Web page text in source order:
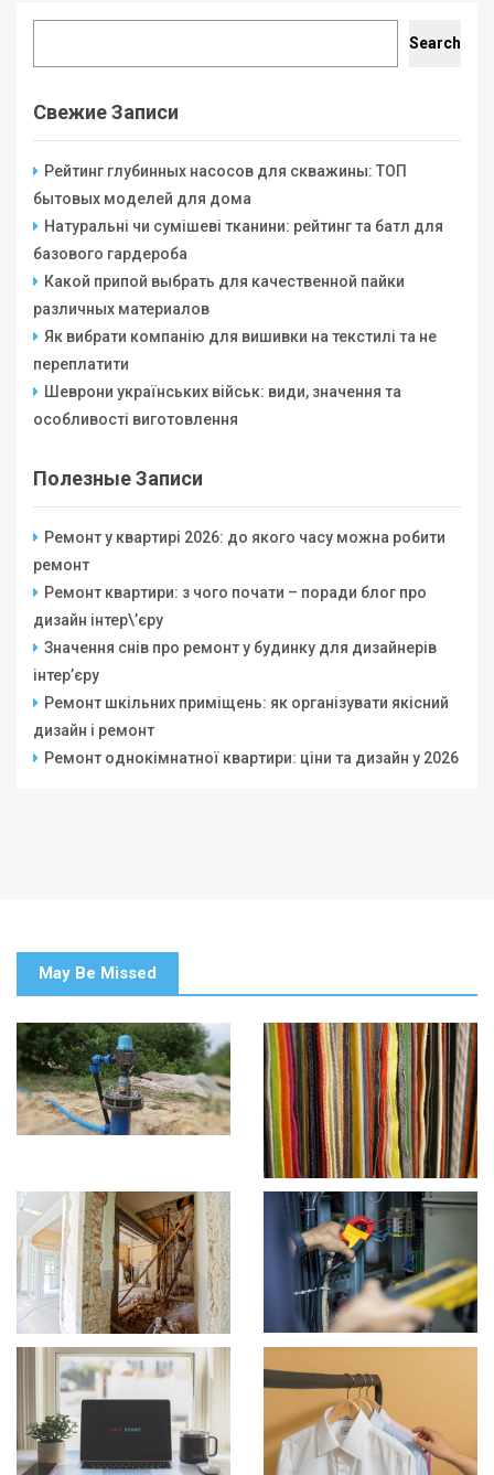
Search
Свежие Записи
Рейтинг глубинных насосов для скважины: ТОП
бытовых моделей для дома
Натуральні чи сумішеві тканини: рейтинг та батл для
базового гардероба
Какой припой выбрать для качественной пайки
различных материалов
Як вибрати компанію для вишивки на текстилі та не
переплатити
Шеврони українських військ: види, значення та
особливості виготовлення
Полезные Записи
Ремонт у квартирі 2026: до якого часу можна робити
ремонт
Ремонт квартири: з чого почати – поради блог про
дизайн інтер\’єру
Значення снів про ремонт у будинку для дизайнерів
інтер’єру
Ремонт шкільних приміщень: як організувати якісний
дизайн і ремонт
Ремонт однокімнатної квартири: ціни та дизайн у 2026
May Be Missed